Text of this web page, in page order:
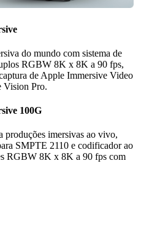
do mundo com sistema de
RGBW 8K x 8K a 90 fps,
de Apple Immersive Video
Vision Pro.
100G
produções imersivas ao vivo,
SMPTE 2110 e codificador ao
RGBW 8K x 8K a 90 fps com